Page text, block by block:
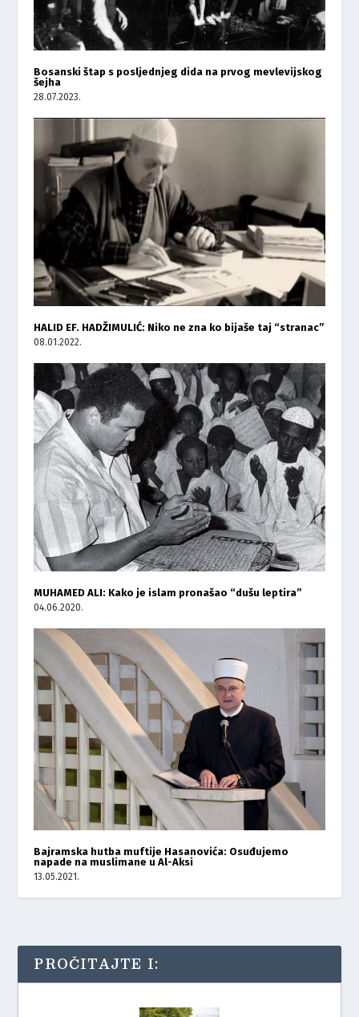
Bosanski štap s posljednjeg dida na prvog mevlevijskog
šejha
28.07.2023.
HALID EF. HADŽIMULIĆ: Niko ne zna ko bijaše taj “stranac”
08.01.2022.
MUHAMED ALI: Kako je islam pronašao “dušu leptira”
04.06.2020.
Bajramska hutba muftije Hasanovića: Osuđujemo
napade na muslimane u Al-Aksi
13.05.2021.
PROČITAJTE I: